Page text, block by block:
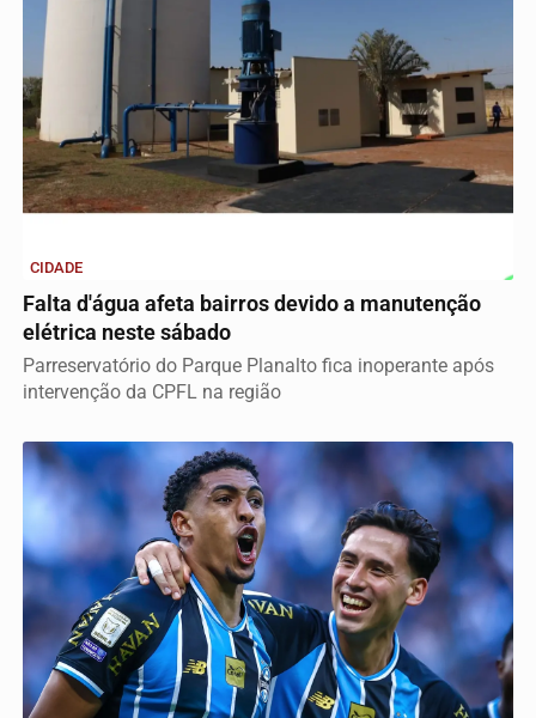
CIDADE
Falta d'água afeta bairros devido a manutenção
elétrica neste sábado
Parreservatório do Parque Planalto fica inoperante após
intervenção da CPFL na região